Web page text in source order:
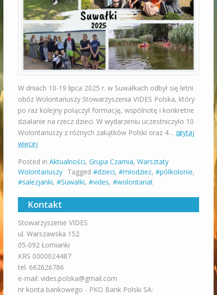
W dniach 10-19 lipca 2025 r. w Suwałkach odbył się letni
obóz Wolontariuszy Stowarzyszenia VIDES Polska, który
po raz kolejny połączył formację, wspólnotę i konkretne
działanie na rzecz dzieci. W wydarzeniu uczestniczyło 10
Wolontariuszy z różnych zakątków Polski oraz 4… czytaj
więcej
Posted in Aktualności, Grupa Czarnia, Warsztaty
Wolontariuszy Tagged #dzieci, #młodzież, #półkolonie,
#salezjanki, #Suwałki, #vides, #wolontariat
Kontakt
Stowarzyszenie VIDES
ul. Warszawska 152
05-092 Łomianki
KRS 0000024487
tel. 662626786
e-mail: vides.polska@gmail.com
nr konta bankowego - PKO Bank Polski SA: